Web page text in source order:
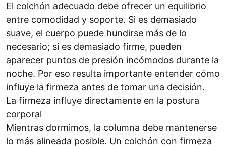
El colchón adecuado debe ofrecer un equilibrio
entre comodidad y soporte. Si es demasiado
suave, el cuerpo puede hundirse más de lo
necesario; si es demasiado firme, pueden
aparecer puntos de presión incómodos durante la
noche. Por eso resulta importante entender cómo
influye la firmeza antes de tomar una decisión.
La firmeza influye directamente en la postura
corporal
Mientras dormimos, la columna debe mantenerse
lo más alineada posible. Un colchón con firmeza